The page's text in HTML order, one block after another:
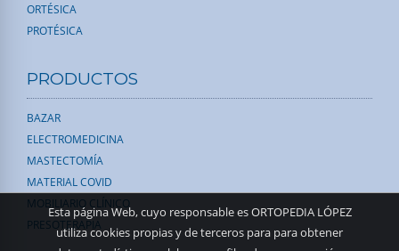
Esta página Web, cuyo responsable es ORTOPEDIA LÓPEZ
utiliza cookies propias y de terceros para para obtener
ORTÉSICA
PROTÉSICA
PRODUCTOS
BAZAR
ELECTROMEDICINA
MASTECTOMÍA
MATERIAL COVID
MOBILIARIO CLÍNICO
PRESOTERAPIA